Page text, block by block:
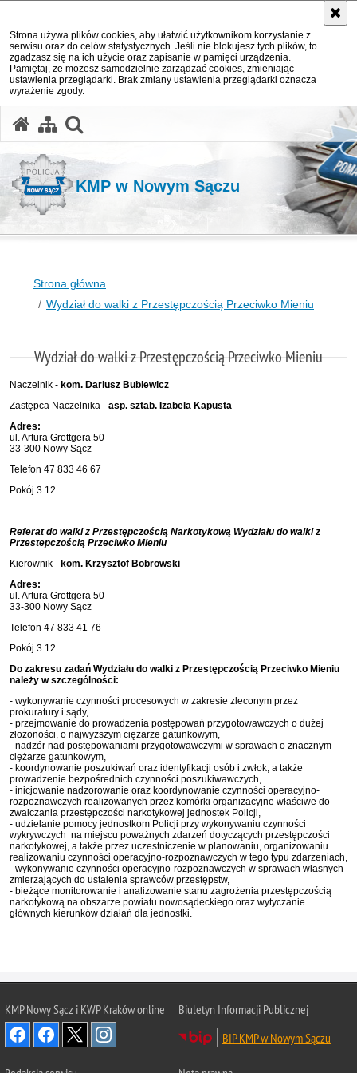
Strona używa plików cookies, aby ułatwić użytkownikom korzystanie z
serwisu oraz do celów statystycznych. Jeśli nie blokujesz tych plików, to
zgadzasz się na ich użycie oraz zapisanie w pamięci urządzenia.
Pamiętaj, że możesz samodzielnie zarządzać cookies, zmieniając
ustawienia przeglądarki. Brak zmiany ustawienia przeglądarki oznacza
wyrażenie zgody.
KMP w Nowym Sączu
Strona główna
Wydział do walki z Przestępczością Przeciwko Mieniu
Wydział do walki z Przestępczością Przeciwko Mieniu
Naczelnik - kom. Dariusz Bublewicz
Zastępca Naczelnika - asp. sztab. Izabela Kapusta
Adres:
ul. Artura Grottgera 50
33-300 Nowy Sącz
Telefon 47 833 46 67
Pokój 3.12
Referat do walki z Przestępczością Narkotykową Wydziału do walki z
Przestepczością Przeciwko Mieniu
Kierownik - kom. Krzysztof Bobrowski
Adres:
ul. Artura Grottgera 50
33-300 Nowy Sącz
Telefon 47 833 41 76
Pokój 3.12
Do zakresu zadań Wydziału do walki z Przestępczością Przeciwko Mieniu
należy w szczególności:
- wykonywanie czynności procesowych w zakresie zleconym przez
prokuratury i sądy,
- przejmowanie do prowadzenia postępowań przygotowawczych o dużej
złożoności, o najwyższym ciężarze gatunkowym,
- nadzór nad postępowaniami przygotowawczymi w sprawach o znacznym
ciężarze gatunkowym,
- koordynowanie poszukiwań oraz identyfikacji osób i zwłok, a także
prowadzenie bezpośrednich czynności poszukiwawczych,
- inicjowanie nadzorowanie oraz koordynowanie czynności operacyjno-
rozpoznawczych realizowanych przez komórki organizacyjne właściwe do
zwalczania przestępczości narkotykowej jednostek Policji,
- udzielanie pomocy jednostkom Policji przy wykonywaniu czynności
wykrywczych na miejscu poważnych zdarzeń dotyczących przestępczości
narkotykowej, a także przez uczestniczenie w planowaniu, organizowaniu
realizowaniu czynności operacyjno-rozpoznawczych w tego typu zdarzeniach,
- wykonywanie czynności operacyjno-rozpoznawczych w sprawach własnych
zmierzających do ustalenia sprawców przestępstw,
- bieżące monitorowanie i analizowanie stanu zagrożenia przestępczością
narkotykową na obszarze powiatu nowosądeckiego oraz wytyczanie
głównych kierunków działań dla jednostki.
KMP Nowy Sącz i KWP Kraków online
Biuletyn Informacji Publicznej
BIP KMP w Nowym Sączu